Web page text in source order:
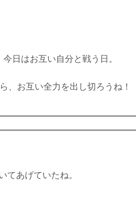
日はお互い自分と戦う日。
、お互い全力を出し切ろうね！
てあげていたね。